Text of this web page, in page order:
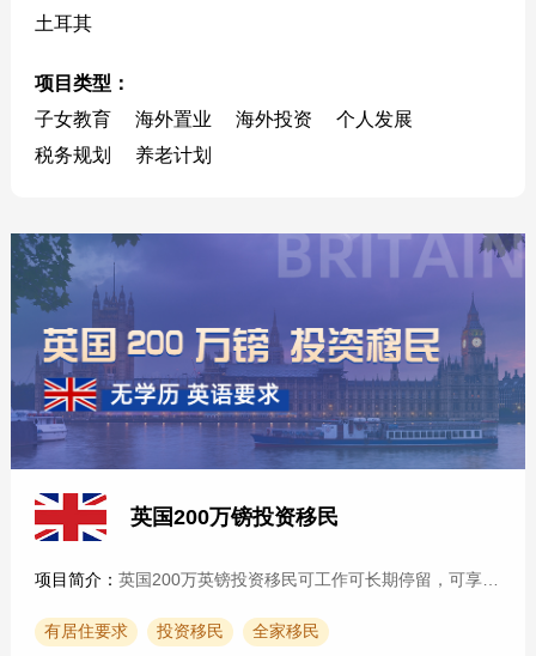
土耳其
项目类型：
子女教育
海外置业 海外投资
个人发展
税务规划
养老计划
英国200万镑投资移民
项目简介： 英国200万英镑投资移民可工作可长期停留，可享受免费公立教育和医疗。申请人可以选择投资200万英镑，5年后申请转永居；或者500万英镑3年转永居；或者1000万英镑2年转永居。···
有居住要求 投资移民 全家移民